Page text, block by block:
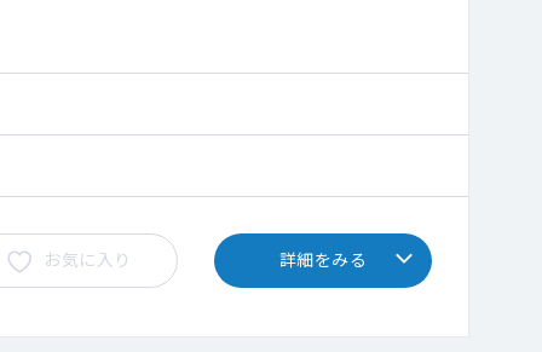
す
お気に入り 詳細をみる